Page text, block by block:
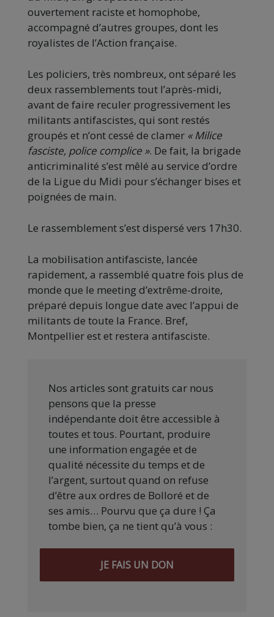
ouvertement raciste et homophobe,
accompagné d’autres groupes, dont les
royalistes de l’Action française.
Les policiers, très nombreux, ont séparé les
deux rassemblements tout l’après-midi,
avant de faire reculer progressivement les
militants antifascistes, qui sont restés
groupés et n’ont cessé de clamer « Milice
fasciste, police complice ». De fait, la brigade
anticriminalité s’est mêlé au service d’ordre
de la Ligue du Midi pour s’échanger bises et
poignées de main.
Le rassemblement s’est dispersé vers 17h30.
La mobilisation antifasciste, lancée
rapidement, a rassemblé quatre fois plus de
monde que le meeting d’extrême-droite,
préparé depuis longue date avec l’appui de
militants de toute la France. Bref,
Montpellier est et restera antifasciste.
Nos articles sont gratuits car nous
pensons que la presse
indépendante doit être accessible à
toutes et tous. Pourtant, produire
une information engagée et de
qualité nécessite du temps et de
l’argent, surtout quand on refuse
d’être aux ordres de Bolloré et de
ses amis… Pourvu que ça dure ! Ça
tombe bien, ça ne tient qu’à vous :
JE FAIS UN DON